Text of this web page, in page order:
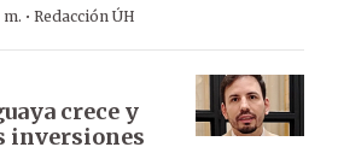
m. · Redacción ÚH
crece y
inversiones